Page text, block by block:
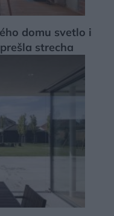
domu svetlo i
strecha